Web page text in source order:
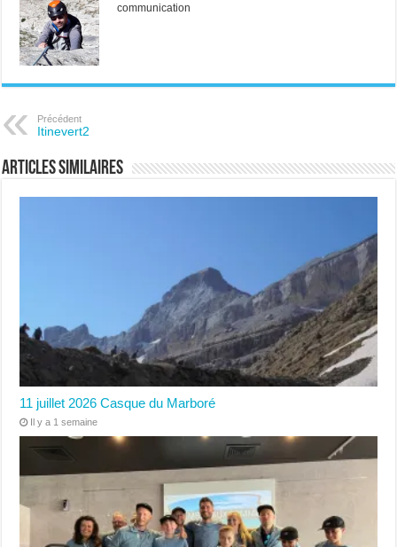
communication
Précédent
Itinevert2
Articles similaires
11 juillet 2026 Casque du Marboré
Il y a 1 semaine